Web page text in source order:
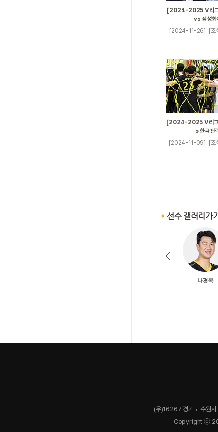
[2024-2025 V리
vs 삼성화
[2024-11-26]
[조
[2024-2025 V리그
s 한국전
[2024-11-09]
[조
(우)16267 경기도 수원
Copyright ⓒ